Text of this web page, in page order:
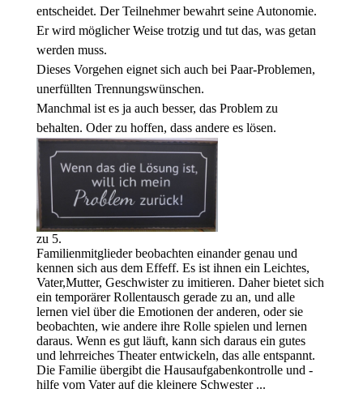
entscheidet. Der Teilnehmer bewahrt seine Autonomie.
Er wird möglicher Weise trotzig und tut das, was getan
werden muss.
Dieses Vorgehen eignet sich auch bei Paar-Problemen,
unerfüllten Trennungswünschen.
Manchmal ist es ja auch besser, das Problem zu
behalten. Oder zu hoffen, dass andere es lösen.
zu 5.
Familienmitglieder beobachten einander genau und
kennen sich aus dem Effeff. Es ist ihnen ein Leichtes,
Vater,Mutter, Geschwister zu imitieren. Daher bietet sich
ein temporärer Rollentausch gerade zu an, und alle
lernen viel über die Emotionen der anderen, oder sie
beobachten, wie andere ihre Rolle spielen und lernen
daraus. Wenn es gut läuft, kann sich daraus ein gutes
und lehrreiches Theater entwickeln, das alle entspannt.
Die Familie übergibt die Hausaufgabenkontrolle und -
hilfe vom Vater auf die kleinere Schwester ...